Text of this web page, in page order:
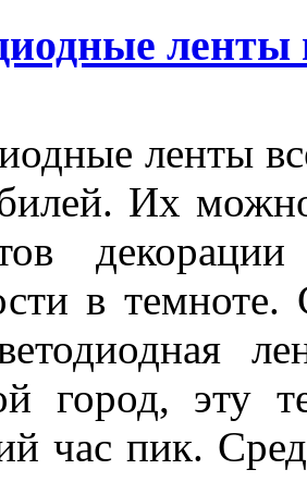
ленты
Их
в темноте.
город, эту
час пик.